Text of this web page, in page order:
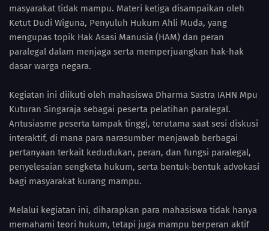
masyarakat tidak mampu. Materi ketiga disampaikan oleh
Ketut Dudi Wiguna, Penyuluh Hukum Ahli Muda, yang
mengupas topik Hak Asasi Manusia (HAM) dan peran
paralegal dalam menjaga serta memperjuangkan hak-hak
dasar warga negara.
Kegiatan ini diikuti oleh mahasiswa Dharma Sastra IAHN Mpu
Kuturan Singaraja sebagai peserta pelatihan paralegal.
Antusiasme peserta tampak tinggi, terutama saat sesi diskusi
interaktif, di mana para narasumber menjawab berbagai
pertanyaan terkait kedudukan, peran, dan fungsi paralegal,
penyelesaian sengketa hukum, serta bentuk-bentuk advokasi
bagi masyarakat kurang mampu.
Melalui kegiatan ini, diharapkan para mahasiswa tidak hanya
memahami teori hukum, tetapi juga mampu berperan aktif